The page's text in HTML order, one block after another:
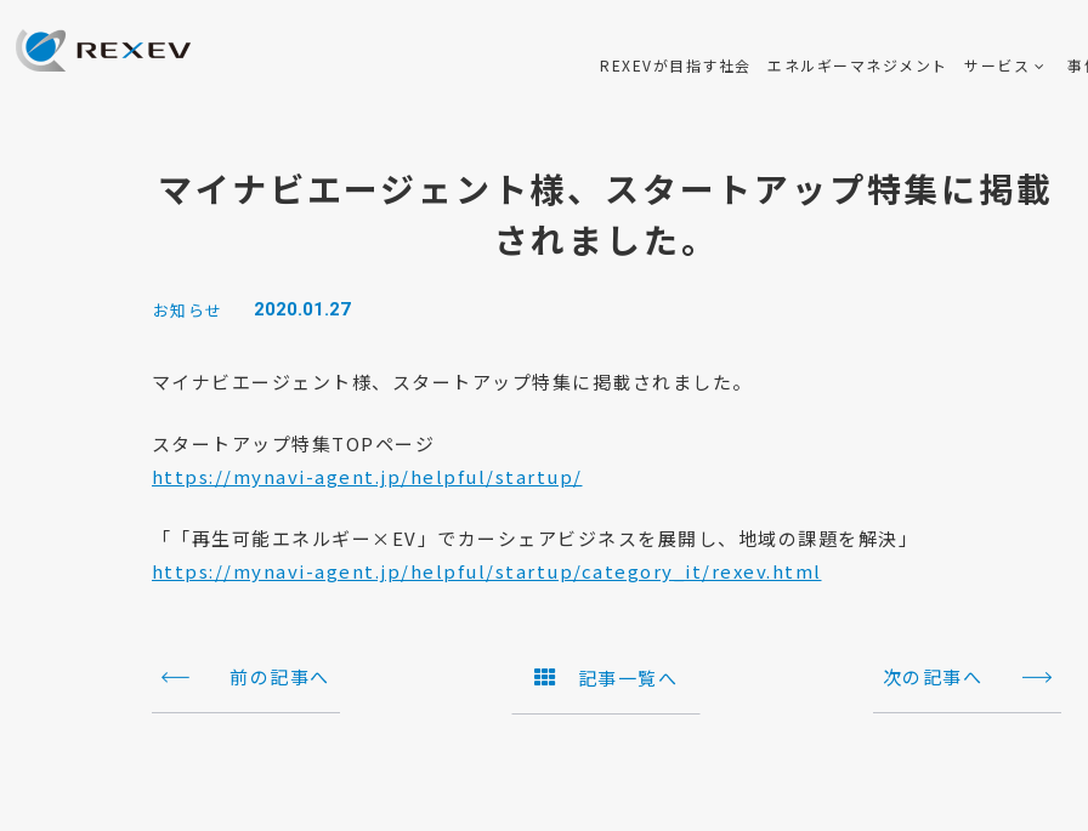
REXEVが目指す社会 エネルギーマネジメント サービス 事
マイナビエージェント様、スタートアップ特集に掲載
されました。
お知らせ 2020.01.27
マイナビエージェント様、スタートアップ特集に掲載されました。
スタートアップ特集TOPページ
https://mynavi-agent.jp/helpful/startup/
「「再生可能エネルギー×EV」でカーシェアビジネスを展開し、地域の課題を解決」
https://mynavi-agent.jp/helpful/startup/category_it/rexev.html
前の記事へ 記事一覧へ 次の記事へ